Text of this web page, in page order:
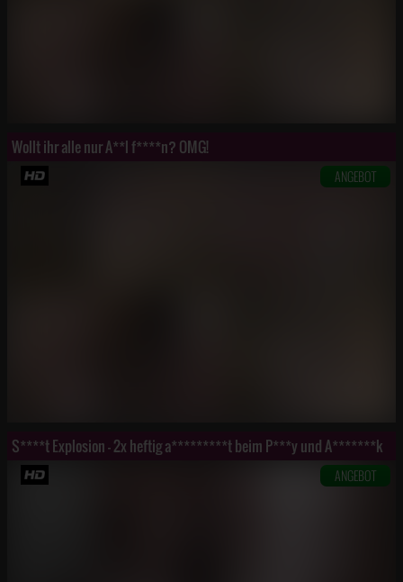
Wollt ihr alle nur A**l f****n? OMG!
ANGEBOT
S****t Explosion - 2x heftig a*********t beim P***y und A*******k
ANGEBOT